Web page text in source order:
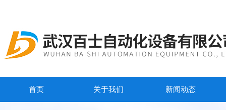
首页 关于我们 新闻动态